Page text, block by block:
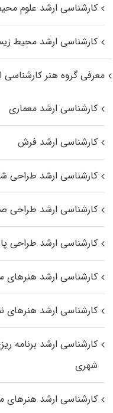
کارشناسی ارشد علوم
کارشناسی ارشد محیط
معرفی گروه هنر کارشناسی
کارشناسی ارشد معماری
کارشناسی ارشد فرش
کارشناسی ارشد طراحی
کارشناسی ارشد طراحی
کارشناسی ارشد طراحی
کارشناسی ارشد
کارشناسی ارشد هنرهای
کارشناسی ارشد برنامه
شهری
کارشناسی ارشد هنرهای